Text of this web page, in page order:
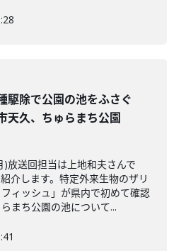
駆除で公園の池をふさぐ
天久、ちゅらまち公園
)放送回担当は上地和夫さんで
介します。特定外来生物のザリ
ィッシュ」が県内で初めて確認
まち公園の池について...